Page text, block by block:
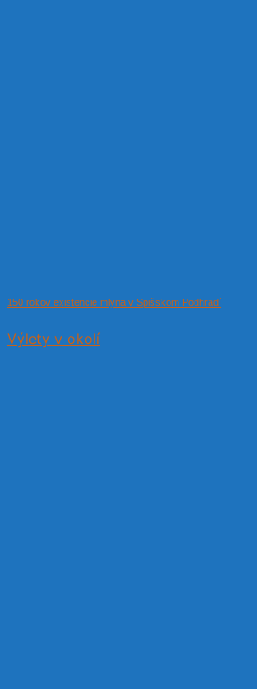
150 rokov existencie mlyna v Spišskom Podhradí
Výlety v okolí